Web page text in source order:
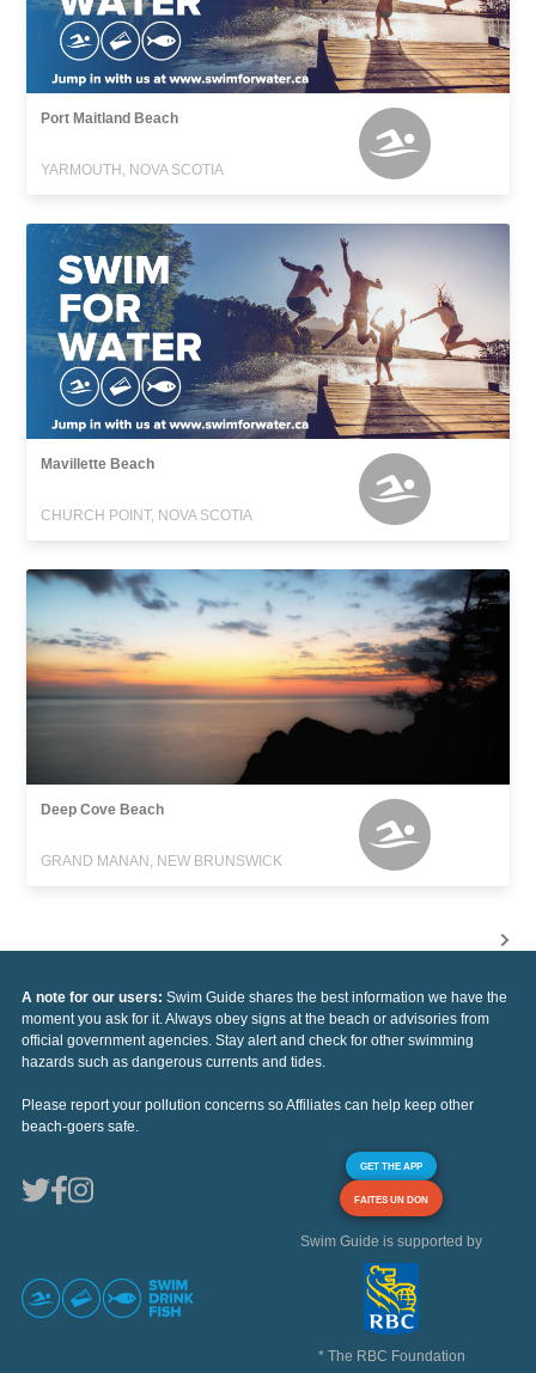
Port Maitland Beach
YARMOUTH, NOVA SCOTIA
Mavillette Beach
CHURCH POINT, NOVA SCOTIA
Deep Cove Beach
GRAND MANAN, NEW BRUNSWICK
A note for our users: Swim Guide shares the best information we have the
moment you ask for it. Always obey signs at the beach or advisories from
official government agencies. Stay alert and check for other swimming
hazards such as dangerous currents and tides.
Please report your pollution concerns so Affiliates can help keep other
beach-goers safe.
GET THE APP
FAITES UN DON
Swim Guide is supported by
* The RBC Foundation